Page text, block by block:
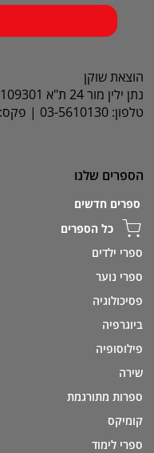
הוצאת שוקן
נתן ילין מור 24 ת"א 6109301 ת.ד: 9408
טלפון: 03-5610130 | פקס: 03-5622668
הספרים שלנו
ספרים חדשים
כל הספרים
ספרי ילדים
ספרי נוער
פסיכולוגיה
ביוגרפיה
פילוסופיה
שירה
ספרות מתורגמת
קומיקס
ספרי לימוד